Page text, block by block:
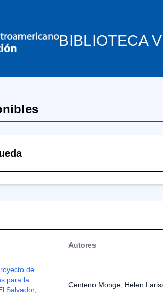
BIBLIOTECA
Autores
de
para la
Salvador,
Centeno Monge, Helen